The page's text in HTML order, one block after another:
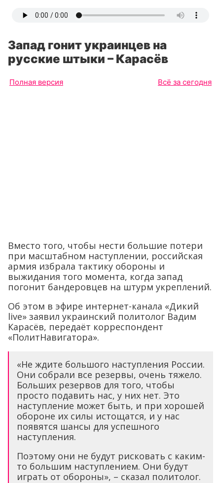
Запад гонит украинцев на
русские штыки – Карасёв
Полная версия Всё за сегодня
Вместо того, чтобы нести большие потери
при масштабном наступлении, российская
армия избрала тактику обороны и
выжидания того момента, когда запад
погонит бандеровцев на штурм укреплений.
Об этом в эфире интернет-канала «Дикий
live» заявил украинский политолог Вадим
Карасёв, передаёт корреспондент
«ПолитНавигатора».
«Не ждите большого наступления России.
Они собрали все резервы, очень тяжело.
Больших резервов для того, чтобы
просто подавить нас, у них нет. Это
наступление может быть, и при хорошей
обороне их силы истощатся, и у нас
появятся шансы для успешного
наступления.
Поэтому они не будут рисковать с каким-
то большим наступлением. Они будут
играть от обороны», – сказал политолог.